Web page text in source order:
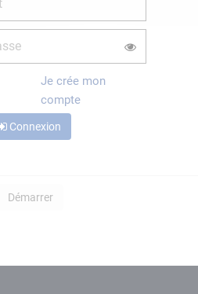
Je crée mon
compte
Connexion
Démarrer